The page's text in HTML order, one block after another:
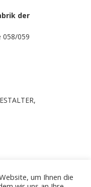
der
058/059
um Ihnen die